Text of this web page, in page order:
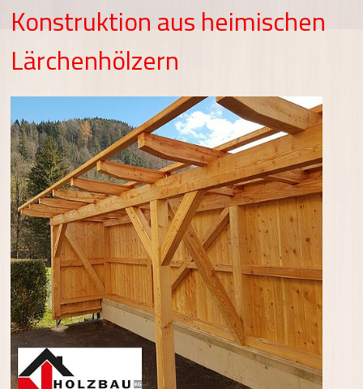
Konstruktion aus heimischen
Lärchenhölzern